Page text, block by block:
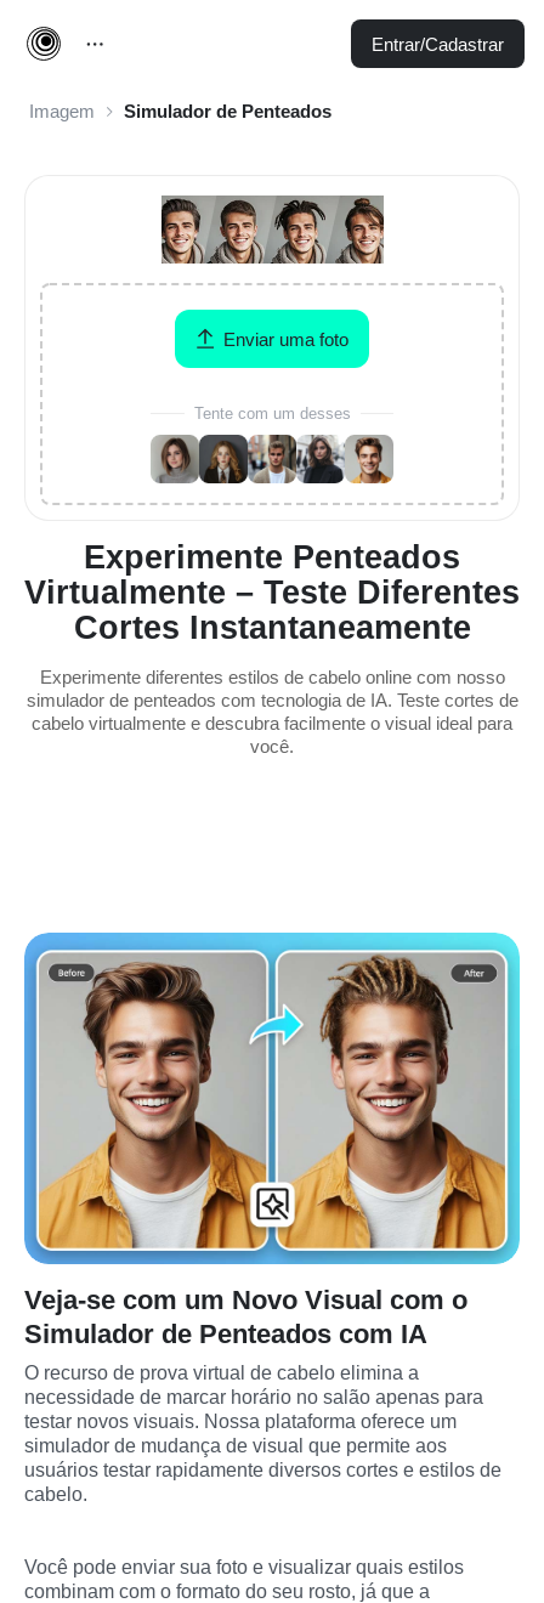
Entrar/Cadastrar
Imagem Simulador de Penteados
Experimente Penteados
Virtualmente – Teste Diferentes
Cortes Instantaneamente
Experimente diferentes estilos de cabelo online com nosso
simulador de penteados com tecnologia de IA. Teste cortes de
cabelo virtualmente e descubra facilmente o visual ideal para
você.
Enviar uma foto
Tente com um desses
Veja-se com um Novo Visual com o
Simulador de Penteados com IA
O recurso de prova virtual de cabelo elimina a
necessidade de marcar horário no salão apenas para
testar novos visuais. Nossa plataforma oferece um
simulador de mudança de visual que permite aos
usuários testar rapidamente diversos cortes e estilos de
cabelo.
Você pode enviar sua foto e visualizar quais estilos
combinam com o formato do seu rosto, já que a